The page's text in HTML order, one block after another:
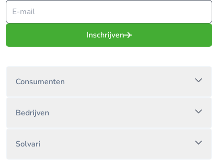
Inschrijven
Consumenten
Bedrijven
Solvari